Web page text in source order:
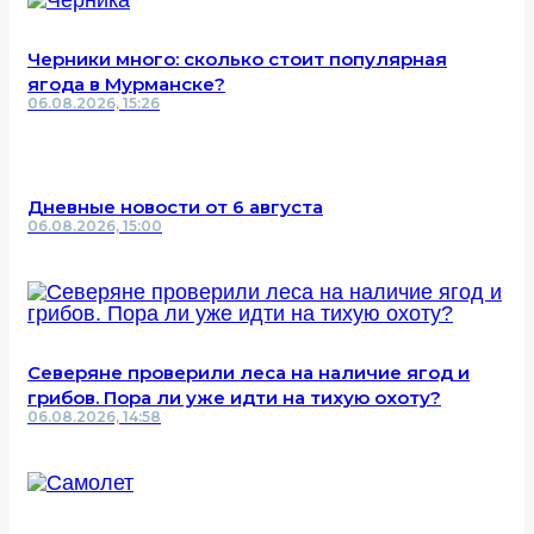
Черники много: сколько стоит популярная
ягода в Мурманске?
06.08.2026, 15:26
Дневные новости от 6 августа
06.08.2026, 15:00
Северяне проверили леса на наличие ягод и
грибов. Пора ли уже идти на тихую охоту?
06.08.2026, 14:58